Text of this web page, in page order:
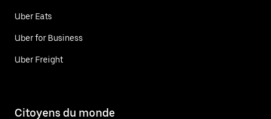
Uber Eats
Uber for Business
Uber Freight
Citoyens du monde